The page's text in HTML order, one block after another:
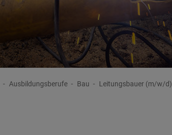
Ausbildungsberufe Bau Leitungsbauer (m/w/d)